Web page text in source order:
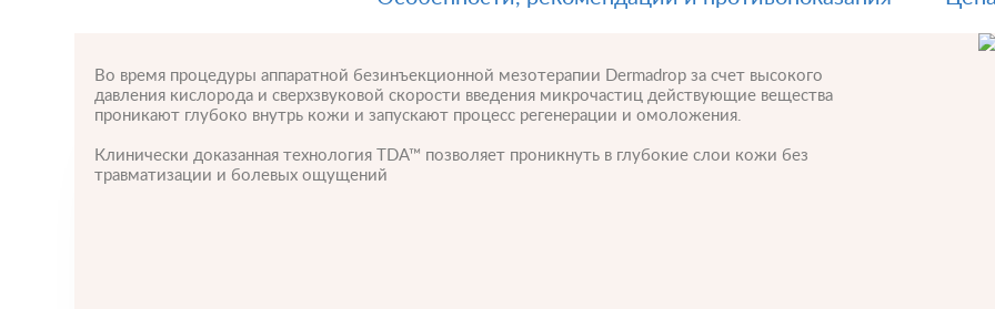
Во время процедуры аппаратной безинъекционной мезотерапии Dermadrop за счет высокого
давления кислорода и сверхзвуковой скорости введения микрочастиц действующие вещества
проникают глубоко внутрь кожи и запускают процесс регенерации и омоложения.
Клинически доказанная технология TDA™ позволяет проникнуть в глубокие слои кожи без
травматизации и болевых ощущений